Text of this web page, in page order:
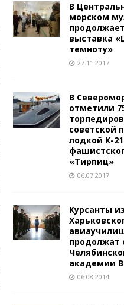
В
морском
выставка
темноту»
27.11.2017
В
отметили
советской
лодкой К-21
«Тирпиц»
06.07.2017
Курсанты из
продолжат
академии
06.08.2014